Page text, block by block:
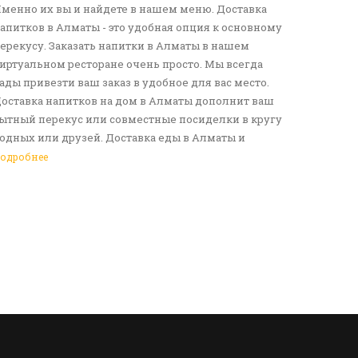
их вы и найдете в нашем меню. Доставка
в Алматы - это удобная опция к основному
Заказать напитки в Алматы в нашем
ресторане очень просто. Мы всегда
привезти ваш заказ в удобное для вас место.
напитков на дом в Алматы дополнит ваш
перекус или совместные посиделки в кругу
или друзей. Доставка еды в Алматы и
напитков сделает ваш день по-